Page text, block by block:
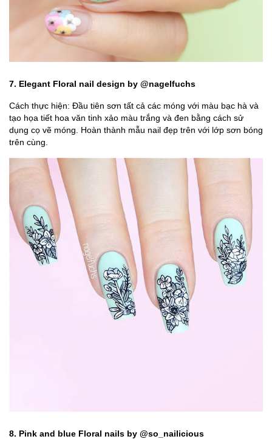
7. Elegant Floral nail design by @nagelfuchs
Cách thực hiện: Đầu tiên sơn tất cả các móng với màu bạc hà và
tạo họa tiết hoa văn tinh xảo màu trắng và đen bằng cách sử
dụng cọ vẽ móng. Hoàn thành mẫu nail đẹp trên với lớp sơn bóng
trên cùng.
8. Pink and blue Floral nails by @so_nailicious